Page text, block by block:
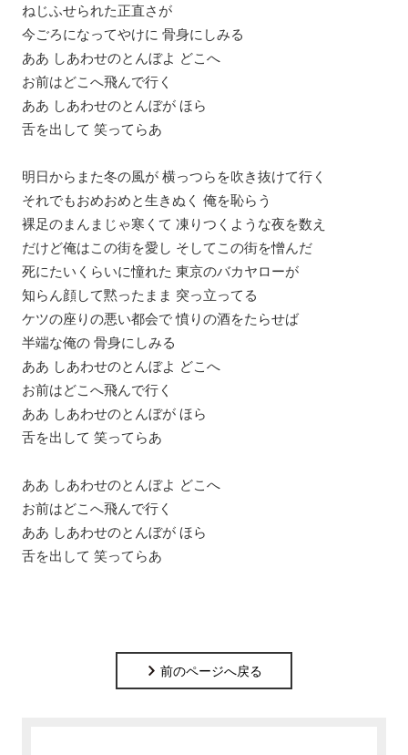
ねじふせられた正直さが
今ごろになってやけに 骨身にしみる
ああ しあわせのとんぼよ どこへ
お前はどこへ飛んで行く
ああ しあわせのとんぼが ほら
舌を出して 笑ってらあ
明日からまた冬の風が 横っつらを吹き抜けて行く
それでもおめおめと生きぬく 俺を恥らう
裸足のまんまじゃ寒くて 凍りつくような夜を数え
だけど俺はこの街を愛し そしてこの街を憎んだ
死にたいくらいに憧れた 東京のバカヤローが
知らん顔して黙ったまま 突っ立ってる
ケツの座りの悪い都会で 憤りの酒をたらせば
半端な俺の 骨身にしみる
ああ しあわせのとんぼよ どこへ
お前はどこへ飛んで行く
ああ しあわせのとんぼが ほら
舌を出して 笑ってらあ
ああ しあわせのとんぼよ どこへ
お前はどこへ飛んで行く
ああ しあわせのとんぼが ほら
舌を出して 笑ってらあ
前のページへ戻る